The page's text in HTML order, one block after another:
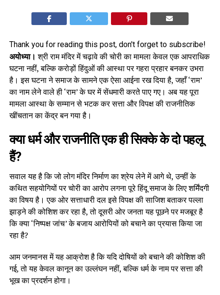
Thank you for reading this post, don't forget to subscribe!
अयोध्या। श्री राम मंदिर में चढ़ावे की चोरी का मामला केवल एक आपराधिक
घटना नहीं, बल्कि करोड़ों हिंदुओं की आस्था पर गहरा प्रहार बनकर उभरा
है। इस घटना ने समाज के सामने एक ऐसा आईना रख दिया है, जहाँ ‘राम’
का नाम लेने वाले ही ‘राम’ के घर में सेंधमारी करते पाए गए। अब यह पूरा
मामला आस्था के सम्मान से भटक कर सत्ता और विपक्ष की राजनीतिक
खींचतान का केंद्र बन गया है।
क्या धर्म और राजनीति एक ही सिक्के के दो पहलू
हैं?
सवाल यह है कि जो लोग मंदिर निर्माण का श्रेय लेने में आगे थे, उन्हीं के
कथित सहयोगियों पर चोरी का आरोप लगना पूरे हिंदू समाज के लिए शर्मिंदगी
का विषय है। एक ओर सत्ताधारी दल इसे विपक्ष की साजिश बताकर पल्ला
झाड़ने की कोशिश कर रहा है, तो दूसरी ओर जनता यह पूछने पर मजबूर है
कि क्या ‘निष्पक्ष जांच’ के बजाय आरोपियों को बचाने का प्रयास किया जा
रहा है?
आम जनमानस में यह आक्रोश है कि यदि दोषियों को बचाने की कोशिश की
गई, तो यह केवल कानून का उल्लंघन नहीं, बल्कि धर्म के नाम पर सत्ता की
भूख का प्रदर्शन होगा।